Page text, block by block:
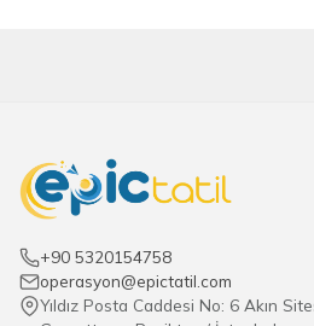
+90 5320154758
operasyon@epictatil.com
Yıldız Posta Caddesi No: 6 Akın